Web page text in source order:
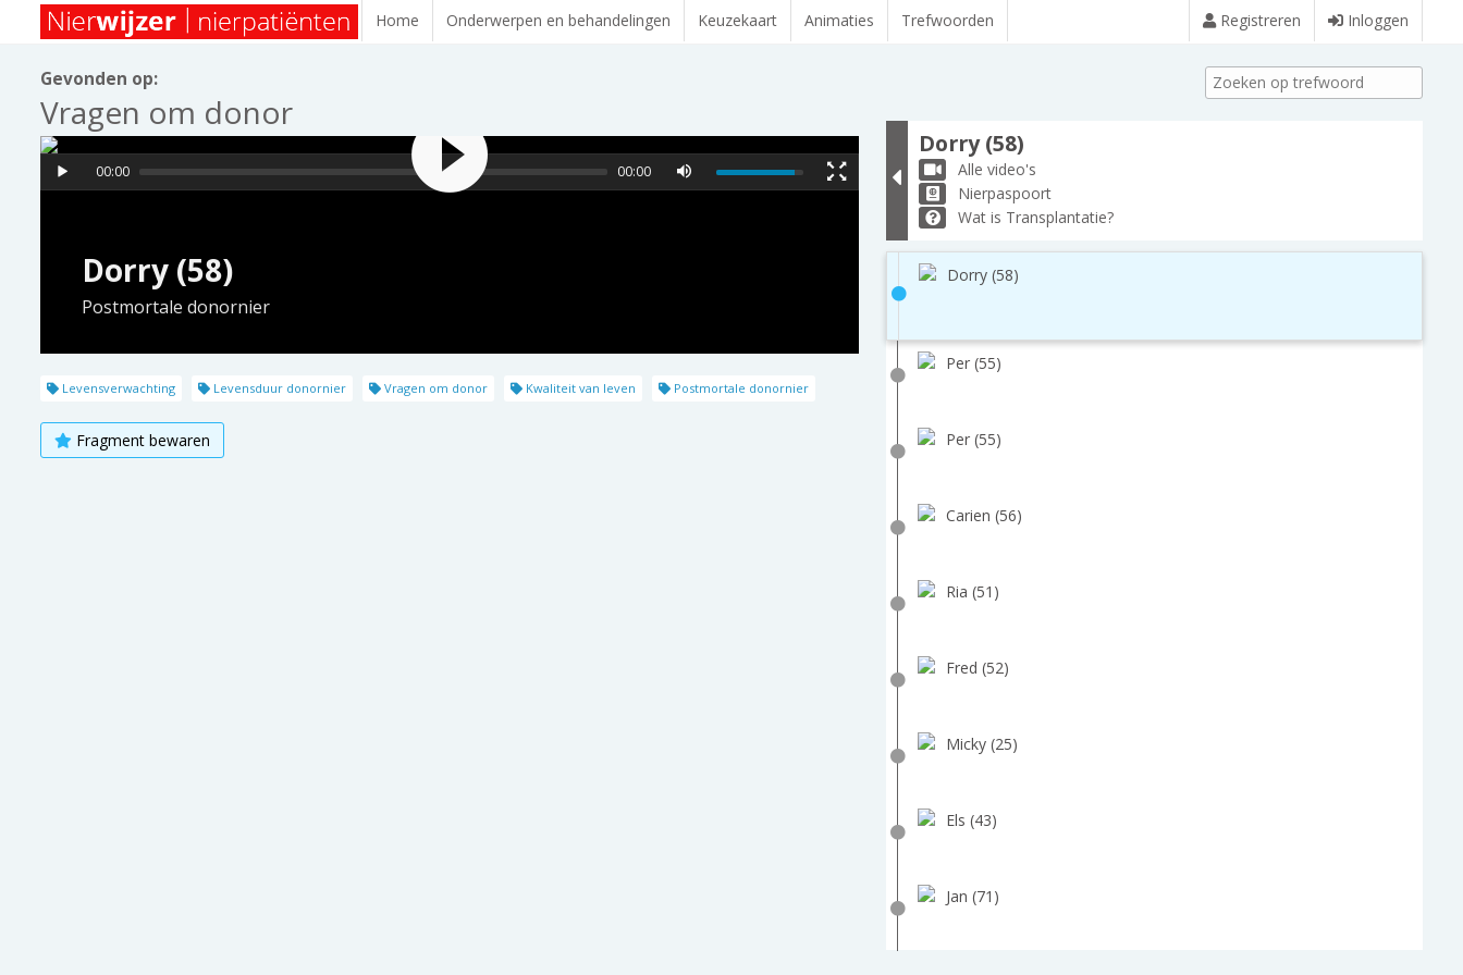
Home Onderwerpen en behandelingen Keuzekaart Animaties Trefwoorden Registreren Inloggen
Gevonden op:
Vragen om donor
Dorry (58)
Postmortale donornier
00:00 00:00
Levensverwachting Levensduur donornier Vragen om donor Kwaliteit van leven Postmortale donornier
Fragment bewaren
Dorry (58)
Alle video's
Nierpaspoort
Wat is Transplantatie?
Dorry (58)
Per (55)
Per (55)
Carien (56)
Ria (51)
Fred (52)
Micky (25)
Els (43)
Jan (71)